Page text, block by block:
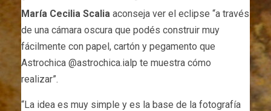
María Cecilia Scalia aconseja ver el eclipse “a través
de una cámara oscura que podés construir muy
fácilmente con papel, cartón y pegamento que
Astrochica @astrochica.ialp te muestra cómo
realizar”.
“La idea es muy simple y es la base de la fotografía